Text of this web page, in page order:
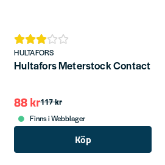
HULTAFORS
Hultafors Meterstock Contact 559
117 kr
88 kr
Finns i Webblager
Köp